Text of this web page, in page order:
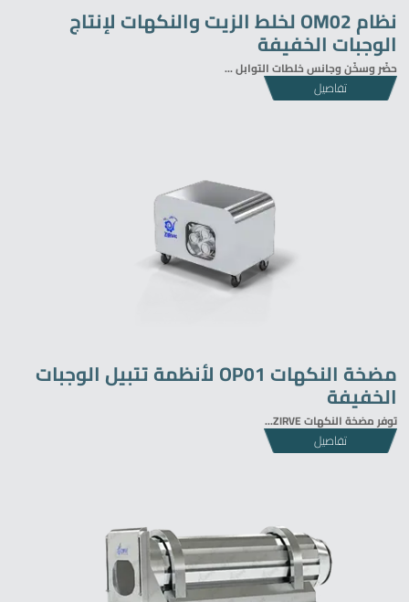
نظام OM02 لخلط الزيت والنكهات لإنتاج
الوجبات الخفيفة
حضّر وسخّن وجانس خلطات التوابل ...
تفاصيل
مضخة النكهات OP01 لأنظمة تتبيل الوجبات
الخفيفة
توفرمضخة النكهات ZIRVE...
تفاصيل